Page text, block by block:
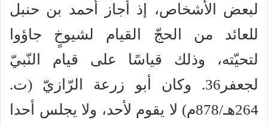
لبعض الأشخاص، إذ أجاز أحمد بن حنبل
للعائد من الحجّ القيام لشيوخٍ جاؤوا
لتحيّته، وذلك قياسًا على قيام النّبيّ
لجعفر36. وكان أبو زرعة الرّازيّ (ت.
264هـ/878م) لا يقوم لأحد، ولا يجلس أحدا